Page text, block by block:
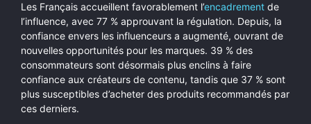
Les Français accueillent favorablement l’encadrement de
l’influence, avec 77 % approuvant la régulation. Depuis, la
confiance envers les influenceurs a augmenté, ouvrant de
nouvelles opportunités pour les marques. 39 % des
consommateurs sont désormais plus enclins à faire
confiance aux créateurs de contenu, tandis que 37 % sont
plus susceptibles d’acheter des produits recommandés par
ces derniers.